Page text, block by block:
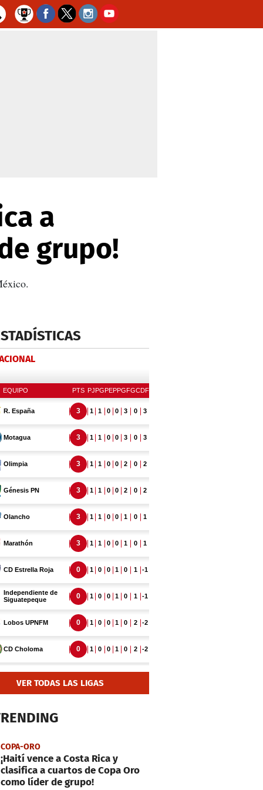
a
grupo!
VER TODAS LAS LIGAS
COPA-ORO
¡Haití vence a Costa Rica y
clasifica a cuartos de Copa Oro
como líder de grupo!